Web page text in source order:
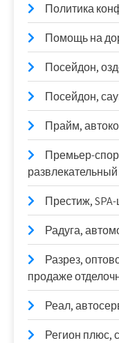
Политика
Помощь на
Посейдон,
Посейдон,
Прайм,
Премьер-
Престиж,
Радуга,
Разрез,
продаже
Реал,
Регион плюс,